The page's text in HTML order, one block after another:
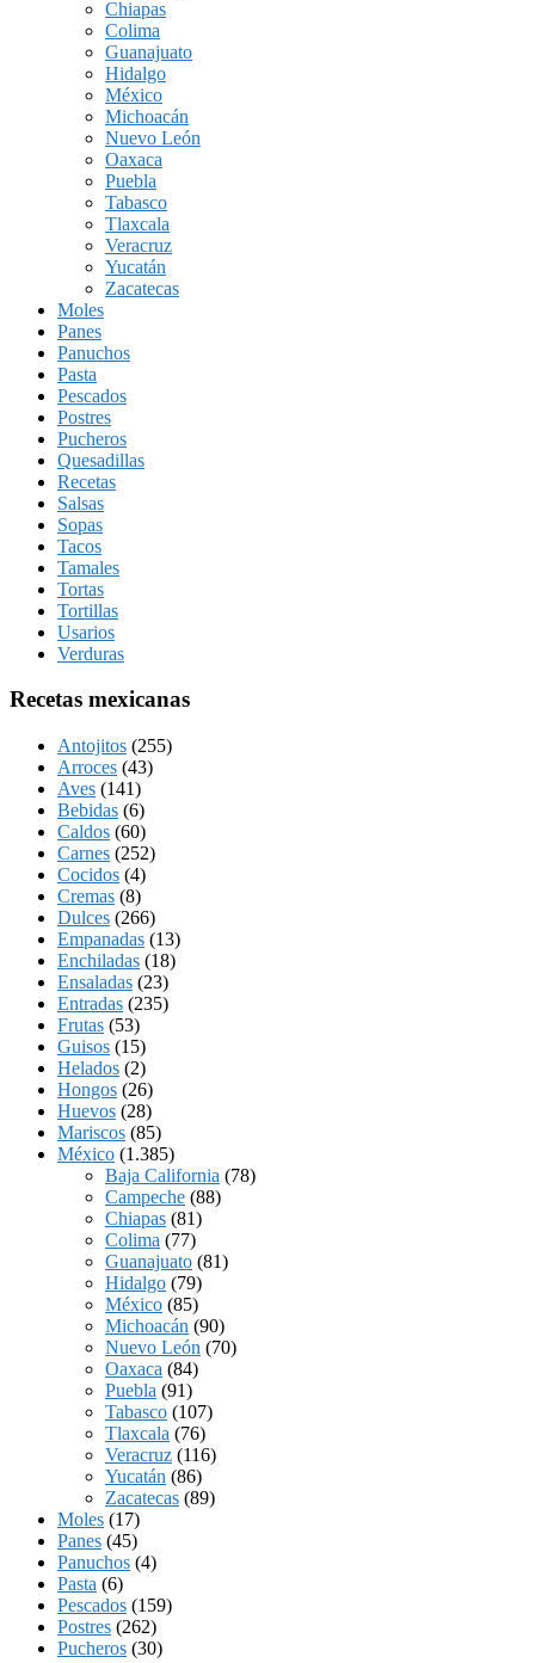
Chiapas
Colima
Guanajuato
Hidalgo
México
Michoacán
Nuevo León
Oaxaca
Puebla
Tabasco
Tlaxcala
Veracruz
Yucatán
Zacatecas
Moles
Panes
Panuchos
Pasta
Pescados
Postres
Pucheros
Quesadillas
Recetas
Salsas
Sopas
Tacos
Tamales
Tortas
Tortillas
Usarios
Verduras
Recetas mexicanas
Antojitos (255)
Arroces (43)
Aves (141)
Bebidas (6)
Caldos (60)
Carnes (252)
Cocidos (4)
Cremas (8)
Dulces (266)
Empanadas (13)
Enchiladas (18)
Ensaladas (23)
Entradas (235)
Frutas (53)
Guisos (15)
Helados (2)
Hongos (26)
Huevos (28)
Mariscos (85)
México (1.385)
Baja California (78)
Campeche (88)
Chiapas (81)
Colima (77)
Guanajuato (81)
Hidalgo (79)
México (85)
Michoacán (90)
Nuevo León (70)
Oaxaca (84)
Puebla (91)
Tabasco (107)
Tlaxcala (76)
Veracruz (116)
Yucatán (86)
Zacatecas (89)
Moles (17)
Panes (45)
Panuchos (4)
Pasta (6)
Pescados (159)
Postres (262)
Pucheros (30)